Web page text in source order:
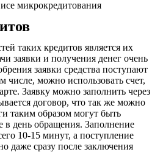
таких кредитов является их
заявки и получения денег очень
заявки средства поступают
числе, можно использовать счет,
Заявку можно заполнить через
договор, что так же можно
таким образом могут быть
в день обращения. Заполнение
10-15 минут, а поступление
даже сразу после заключения